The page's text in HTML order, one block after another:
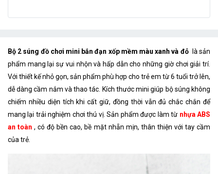
Bộ 2 súng đồ chơi mini bắn đạn xốp mềm màu xanh và đỏ là sản
phẩm mang lại sự vui nhộn và hấp dẫn cho những giờ chơi giải trí.
Với thiết kế nhỏ gọn, sản phẩm phù hợp cho trẻ em từ 6 tuổi trở lên,
dễ dàng cầm nắm và thao tác. Kích thước mini giúp bộ súng không
chiếm nhiều diện tích khi cất giữ, đồng thời vẫn đủ chắc chắn để
mang lại trải nghiệm chơi thú vị. Sản phẩm được làm từ nhựa ABS
an toàn , có độ bền cao, bề mặt nhẵn mịn, thân thiện với tay cầm
của trẻ.